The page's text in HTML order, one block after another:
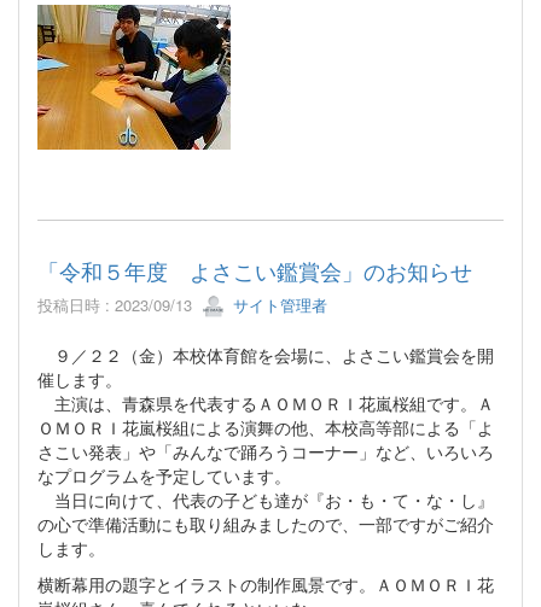
「令和５年度 よさこい鑑賞会」のお知らせ
投稿日時 : 2023/09/13 サイト管理者
９／２２（金）本校体育館を会場に、よさこい鑑賞会を開
催します。
主演は、青森県を代表するＡＯＭＯＲＩ花嵐桜組です。Ａ
ＯＭＯＲＩ花嵐桜組による演舞の他、本校高等部による「よ
さこい発表」や「みんなで踊ろうコーナー」など、いろいろ
なプログラムを予定しています。
当日に向けて、代表の子ども達が『お・も・て・な・し』
の心で準備活動にも取り組みましたので、一部ですがご紹介
します。
横断幕用の題字とイラストの制作風景です。ＡＯＭＯＲＩ花